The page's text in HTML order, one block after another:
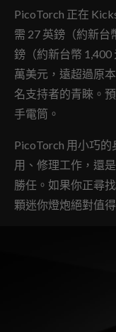
PicoTorch 正在
需 27 英鎊（約新台
鎊（約新台幣
萬美元，遠超過原
名支持者的青睞。
手電筒。
PicoTorch 用小巧
用、修理工作，還
勝任。如果你正尋
顆迷你燈炮絕對值得